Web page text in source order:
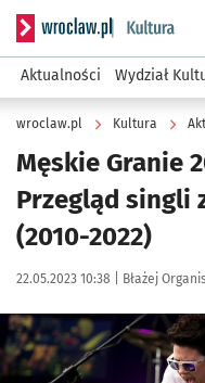
Serwis informacyjny
Aktualności Wydział
wroclaw.pl Kultura
Męskie Granie
Przegląd singli
(2010-2022)
Data publikacji:
22.05.2023 10:38 | Autor:
Błażej
Kliknij, aby powiększyć